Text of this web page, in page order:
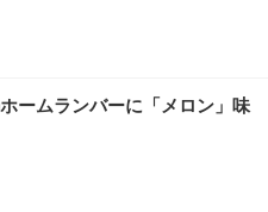
ームランバーに「メロン」味